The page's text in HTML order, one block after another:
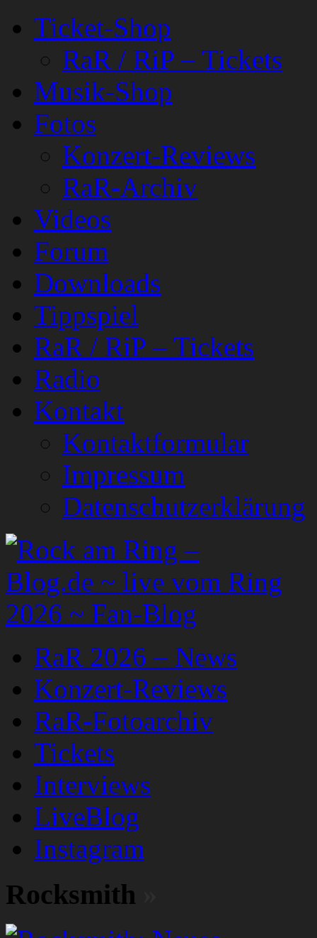
Ticket-Shop
RaR / RiP – Tickets
Musik-Shop
Fotos
Konzert-Reviews
RaR-Archiv
Videos
Forum
Downloads
Tippspiel
RaR / RiP – Tickets
Radio
Kontakt
Kontaktformular
Impressum
Datenschutzerklärung
RaR 2026 – News
Konzert-Reviews
RaR-Fotoarchiv
Tickets
Interviews
LiveBlog
Instagram
Rocksmith